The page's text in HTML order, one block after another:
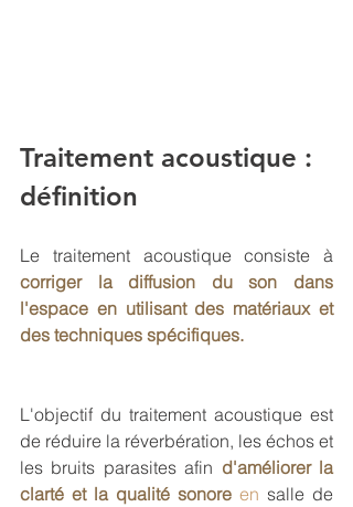
Traitement acoustique :
définition
Le traitement acoustique consiste à
corriger la diffusion du son dans
l'espace en utilisant des matériaux et
des techniques spécifiques.
L'objectif du traitement acoustique est
de réduire la réverbération, les échos et
les bruits parasites afin d'améliorer la
clarté et la qualité sonore en salle de